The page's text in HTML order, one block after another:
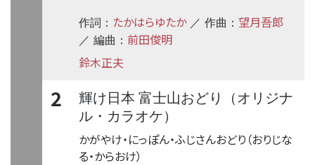
作詞： たかはらゆたか／ 作曲： 望月吾郎
／ 編曲： 前田俊明
鈴木正夫
2
輝け日本 富士山おどり（オリジナ
ル・カラオケ）
かがやけ・にっぽん・ふじさんおどり（おりじな
る・からおけ）